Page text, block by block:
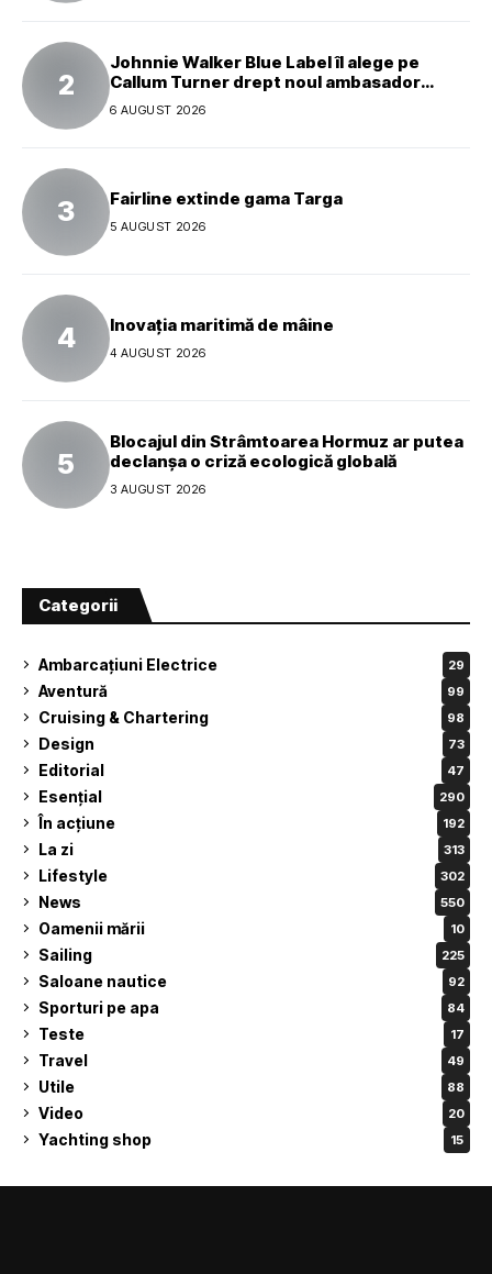
Johnnie Walker Blue Label îl alege pe
Callum Turner drept noul ambasador
global al mărcii
6 AUGUST 2026
Fairline extinde gama Targa
5 AUGUST 2026
Inovația maritimă de mâine
4 AUGUST 2026
Blocajul din Strâmtoarea Hormuz ar putea
declanșa o criză ecologică globală
3 AUGUST 2026
Categorii
Ambarcațiuni Electrice 29
Aventură 99
Cruising & Chartering 98
Design 73
Editorial 47
Esențial 290
În acțiune 192
La zi 313
Lifestyle 302
News 550
Oamenii mării 10
Sailing 225
Saloane nautice 92
Sporturi pe apa 84
Teste 17
Travel 49
Utile 88
Video 20
Yachting shop 15